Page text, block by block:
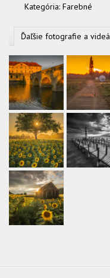
Kategória: Farebné
Ďaľšie fotografie a videá